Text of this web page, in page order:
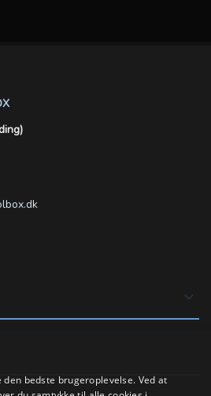
keyboard_arrow_down
bedste brugeroplevelse. Ved at